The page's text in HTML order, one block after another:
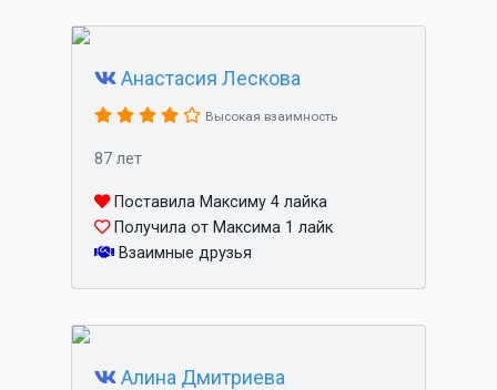
Анастасия Лескова
Высокая взаимность
87 лет
Поставила Максиму 4 лайка
Получила от Максима 1 лайк
Взаимные друзья
Алина Дмитриева